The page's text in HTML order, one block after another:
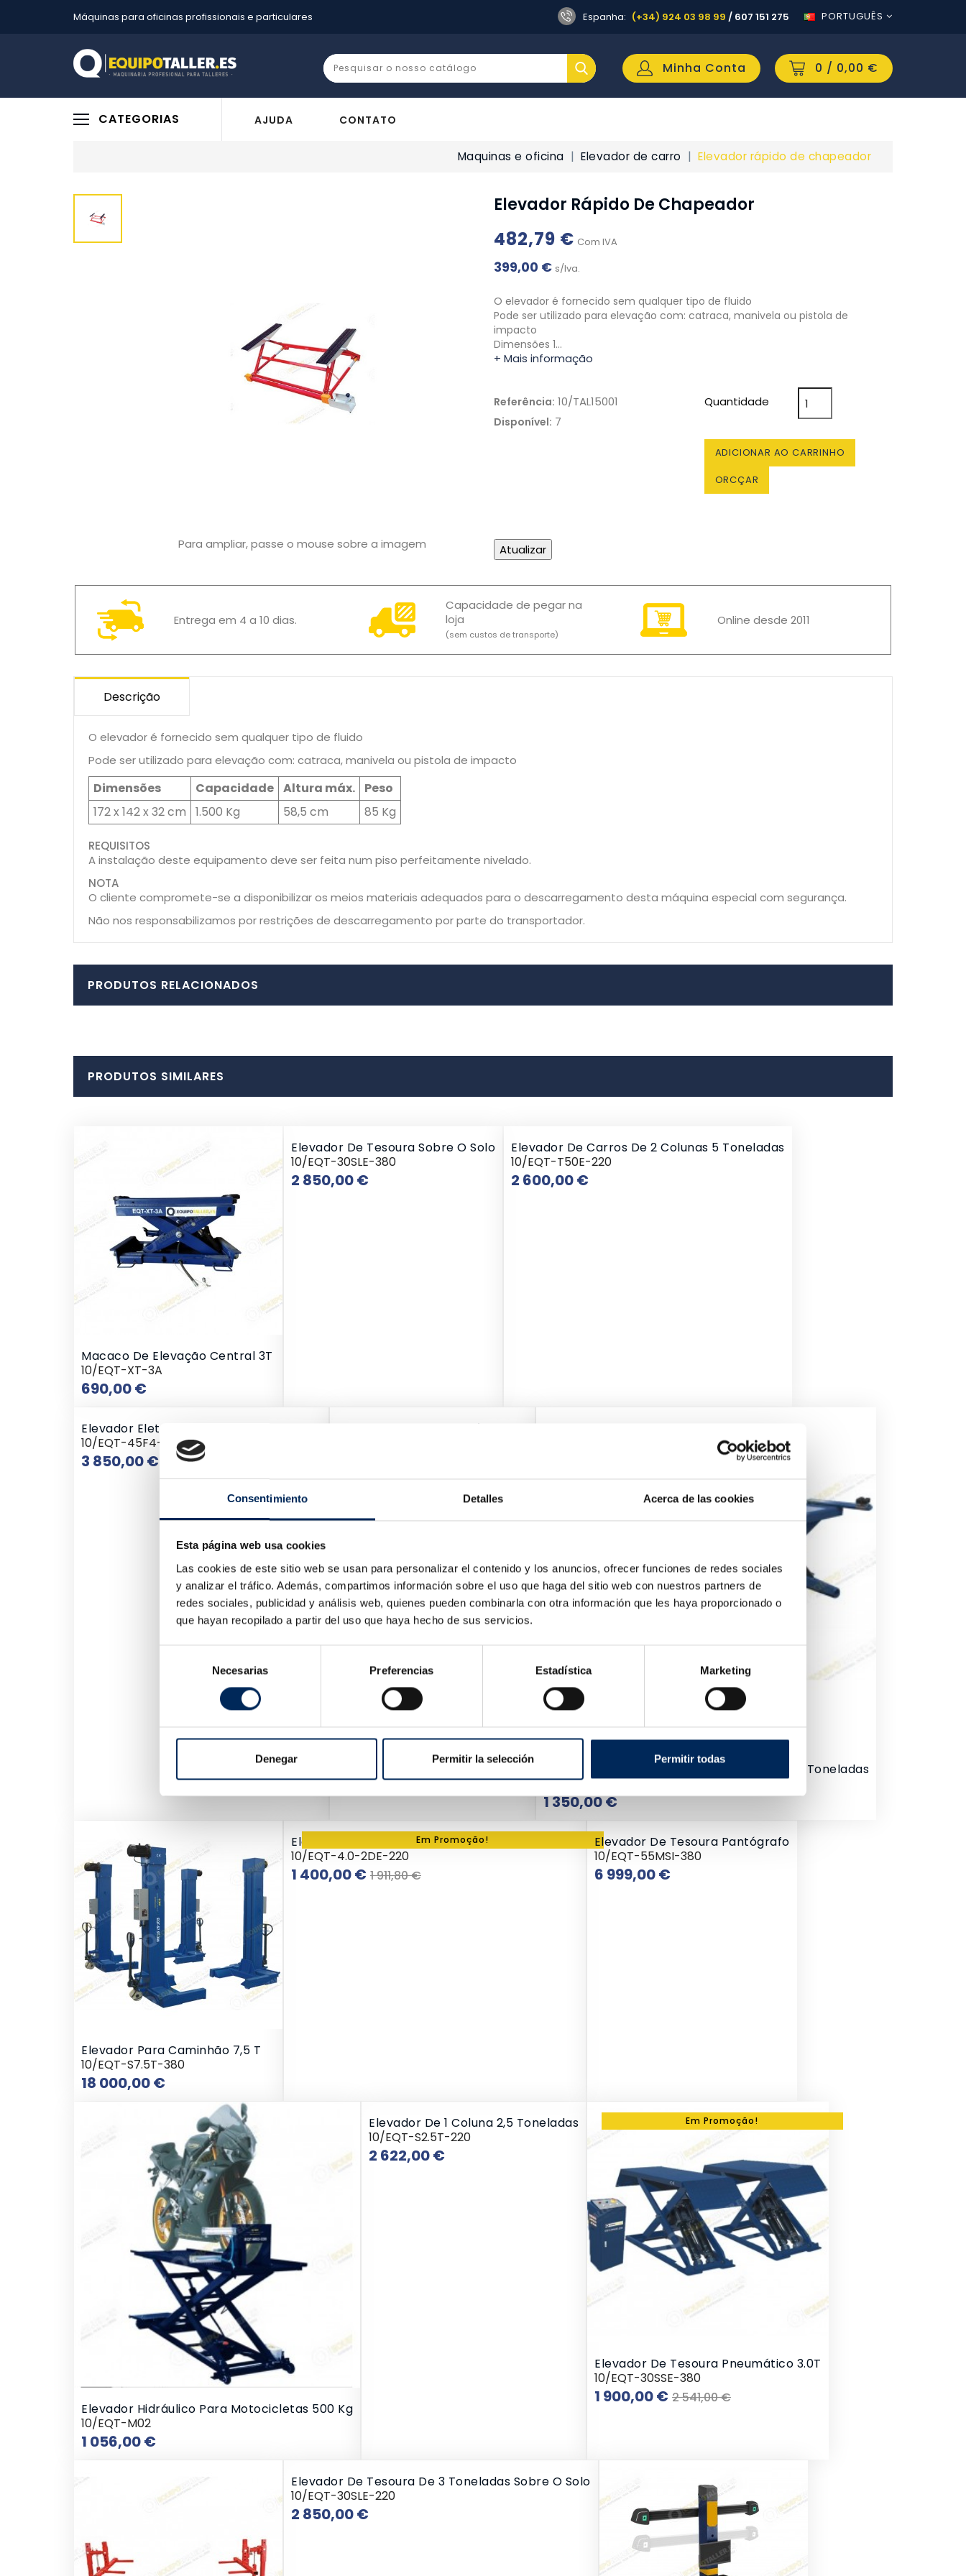
Consentimiento Detalles Acerca de las cookies
Esta página web usa cookies
Las cookies de este sitio web se usan para personalizar el contenido y los anuncios, ofrecer funciones de redes sociales
y analizar el tráfico. Además, compartimos información sobre el uso que haga del sitio web con nuestros partners de
redes sociales, publicidad y análisis web, quienes pueden combinarla con otra información que les haya proporcionado o
que hayan recopilado a partir del uso que haya hecho de sus servicios.
consentimiento
Necesarias Preferencias Estadística Marketing
Denegar Permitir la selección Permitir todas
Máquinas para oficinas profissionais e particulares Espanha: (+34) 924 03 98 99 / 607 151 275 PORTUGUÊS
0 / 0,00 €
Minha Conta
CATEGORIAS AJUDA CONTATO
Maquinas e oficina Elevador de carro Elevador rápido de chapeador
Para ampliar, passe o mouse sobre a imagem
Elevador Rápido De Chapeador
482,79 € Com IVA
399,00 € s/Iva.
O elevador é fornecido sem qualquer tipo de fluido
Pode ser utilizado para elevação com: catraca, manivela ou pistola de
impacto
Dimensões 1…
+ Mais informação
Referência: 10/TAL15001
Disponível: 7
Quantidade
ADICIONAR AO CARRINHO
ORCÇAR
Entrega em 4 a 10 dias.
Capacidade de pegar na
loja
(sem custos de transporte)
Online desde 2011
Descrição
O elevador é fornecido sem qualquer tipo de fluido
Pode ser utilizado para elevação com: catraca, manivela ou pistola de impacto
Dimensões Capacidade Altura máx.
Peso
172 x 142 x 32 cm
1.500 Kg 58,5 cm 85 Kg
REQUISITOS
A instalação deste equipamento deve ser feita num piso perfeitamente nivelado.
NOTA
O cliente compromete-se a disponibilizar os meios materiais adequados para o descarregamento desta máquina especial com segurança.
Não nos responsabilizamos por restrições de descarregamento por parte do transportador.
PRODUTOS RELACIONADOS
PRODUTOS SIMILARES
Macaco De Elevação Central 3T
10/EQT-XT-3A
690,00 €
Elevador De Tesoura Sobre O Solo
10/EQT-30SLE-380
2 850,00 €
Elevador De Carros De 2 Colunas 5 Toneladas
10/EQT-T50E-220
2 600,00 €
Elevador Eletro-Hidráulico De 4 Colunas
10/EQT-45F4-380
3 850,00 €Preço
Elevador De Tesoura Móvel 3.0T
Elevador Portátil Tipo Tesoura Simples De 3 Toneladas
10/EQT-B30M-220
1 350,00 €Preço
Elevador Para Caminhão 7,5 T
10/EQT-S7.5T-380
18 000,00 €
Em Promoção!
Elevador De Carros 2 Colunas 4 Toneladas 220V
10/EQT-4.0-2DE-220
1 400,00 € Preço
1 911,80 €Preço
Elevador De Tesoura Pantógrafo
10/EQT-55MSI-380
6 999,00 €Preço
Elevador Hidráulico Para Motocicletas 500 Kg
10/EQT-M02
1 056,00 €
Elevador De 1 Coluna 2,5 Toneladas
10/EQT-S2.5T-220
2 622,00 €
Em Promoção!
Elevador De Tesoura Pneumático 3.0T
10/EQT-30SSE-380
1 900,00 € Preço
2 541,00 €Preço
Elevador De Tesoura De 3 Toneladas Sobre O Solo
10/EQT-30SLE-220
2 850,00 €